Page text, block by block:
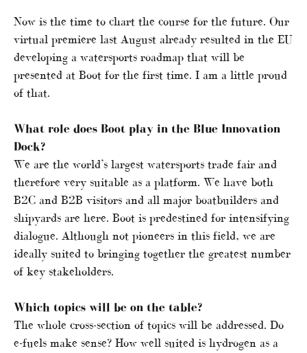
Now is the time to chart the course for the future. Our
virtual premiere last August already resulted in the EU
developing a watersports roadmap that will be
presented at Boot for the first time. I am a little proud
of that.
What role does Boot play in the Blue Innovation
Dock?
We are the world’s largest watersports trade fair and
therefore very suitable as a platform. We have both
B2C and B2B visitors and all major boatbuilders and
shipyards are here. Boot is predestined for intensifying
dialogue. Although not pioneers in this field, we are
ideally suited to bringing together the greatest number
of key stakeholders.
Which topics will be on the table?
The whole cross-section of topics will be addressed. Do
e-fuels make sense? How well suited is hydrogen as a